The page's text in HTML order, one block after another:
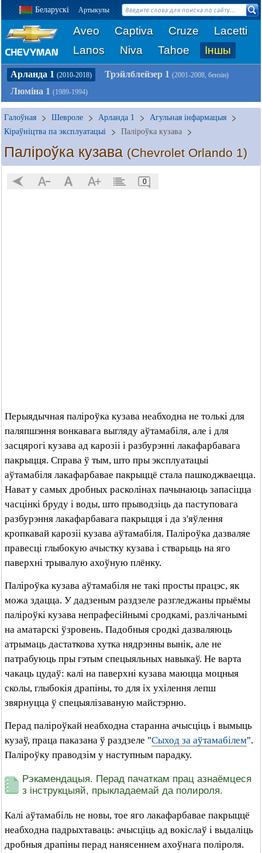
Беларускі Артыкулы
Aveo Captiva Cruze
Lacetti
Lanos
Niva Tahoe Іншы
Арланда 1 (2010-2018) Трэйлблейзер 1 (2001-2008, бензін)
Люміна 1 (1989-1994)
Галоўная Шевроле Арланда 1
Агульная інфармацыя
Кіраўніцтва па эксплуатацыі
Паліроўка кузава
Паліроўка кузава (Chevrolet Orlando 1)
0
Перыядычная паліроўка кузава неабходна не толькі для
паляпшэння вонкавага выгляду аўтамабіля, але і для
засцярогі кузава ад карозіі і разбурэнні лакафарбавага
пакрыцця. Справа ў тым, што пры эксплуатацыі
аўтамабіля лакафарбавае пакрыццё стала пашкоджваецца.
Нават у самых дробных расколінах пачынаюць запасіцца
часцінкі бруду і воды, што прыводзіць да паступовага
разбурэння лакафарбавага пакрыцця і да з'яўлення
кропкавай карозіі кузава аўтамабіля. Паліроўка дазваляе
правесці глыбокую ачыстку кузава і стварыць на яго
паверхні трывалую ахоўную плёнку.
Паліроўка кузава аўтамабіля не такі просты працэс, як
можа здацца. У дадзеным раздзеле разгледжаны прыёмы
паліроўкі кузава непрафесійнымі сродкамі, разлічанымі
на аматарскі ўзровень. Падобныя сродкі дазваляюць
атрымаць дастаткова хутка нядрэнны вынік, але не
патрабуюць пры гэтым спецыяльных навыкаў. Не варта
чакаць цудаў: калі на паверхні кузава маюцца моцныя
сколы, глыбокія драпіны, то для іх ухілення лепш
звярнуцца ў спецыялізаваную майстэрню.
Перад паліроўкай неабходна старанна ачысціць і вымыць
кузаў, праца паказана ў раздзеле "Сыход за аўтамабілем".
Паліроўку праводзім у наступным парадку.
Рэкамендацыя. Перад пачаткам прац азнаёмцеся
з інструкцыяй, прыкладаемай да полироля.
Калі аўтамабіль не новы, тое яго лакафарбавае пакрыццё
неабходна падрыхтаваць: ачысціць ад вокіслаў і выдаліць
дробныя драпіны перад нанясеннем ахоўнага поліроля.